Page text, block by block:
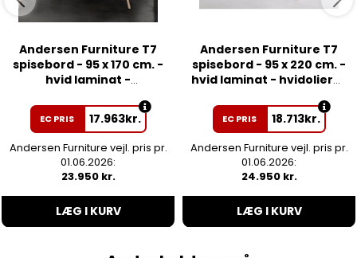
Andersen Furniture T7
spisebord - 95 x 170 cm. -
hvid laminat -
EC PRIS 17.963kr.
Andersen Furniture vejl. pris pr.
01.06.2026:
23.950 kr.
LÆG I KURV
Andersen Furniture T7
spisebord - 95 x 220 cm. -
hvid laminat - hvidolieret
EC PRIS 18.713kr.
Andersen Furniture vejl. pris pr.
01.06.2026:
24.950 kr.
LÆG I KURV